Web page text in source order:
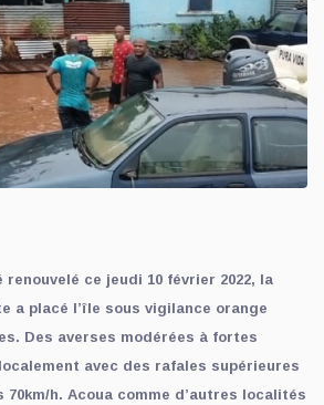
renouvelé ce jeudi 10 février 2022, la
a placé l’île sous vigilance orange
Des averses modérées à fortes
avec des rafales supérieures
h. Acoua comme d’autres localités